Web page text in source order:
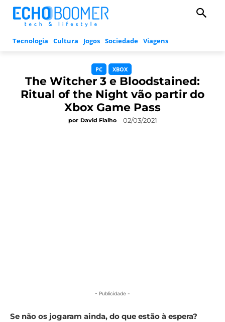
Tecnologia Cultura Jogos Sociedade Viagens
PC XBOX
The Witcher 3 e Bloodstained:
Ritual of the Night vão partir do
Xbox Game Pass
por David Fialho 02/03/2021
- Publicidade -
Se não os jogaram ainda, do que estão à espera?